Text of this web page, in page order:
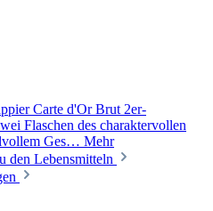
Carte d'Or Brut 2er-
Flaschen des charaktervollen
Ges… Mehr
den Lebensmitteln